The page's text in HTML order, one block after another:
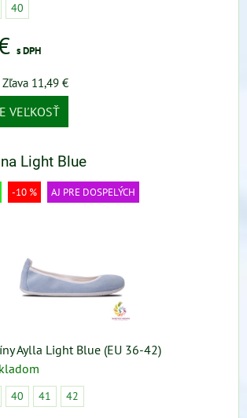
40
s DPH
Zľava 11,49 €
VEĽKOSŤ
Light Blue
-10 % AJ PRE DOSPELÝCH
Aylla Light Blue (EU 36-42)
40 41 42